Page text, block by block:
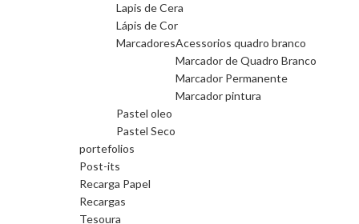
Lapis de Cera
Lápis de Cor
MarcadoresAcessorios quadro branco
Marcador de Quadro Branco
Marcador Permanente
Marcador pintura
Pastel oleo
Pastel Seco
portefolios
Post-its
Recarga Papel
Recargas
Tesoura